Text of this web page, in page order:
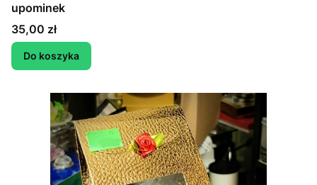
upominek
Cena
35,00 zł
Do koszyka